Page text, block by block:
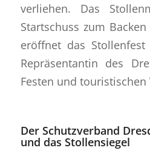
verliehen. Das
Startschuss zum
eröffnet das
Repräsentantin des
Festen und
Der Schutzverband
und das Stollensiegel